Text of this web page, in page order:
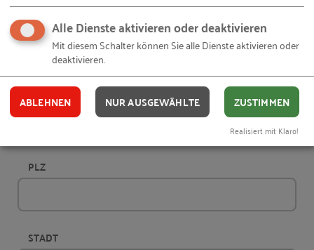
FIRMA (OPTIONAL)
ANSCHRIFT
PLZ
STADT
Alle Dienste aktivieren oder deaktivieren
Mit diesem Schalter können Sie alle Dienste aktivieren oder
deaktivieren.
ABLEHNEN NUR AUSGEWÄHLTE ZUSTIMMEN
Realisiert mit Klaro!